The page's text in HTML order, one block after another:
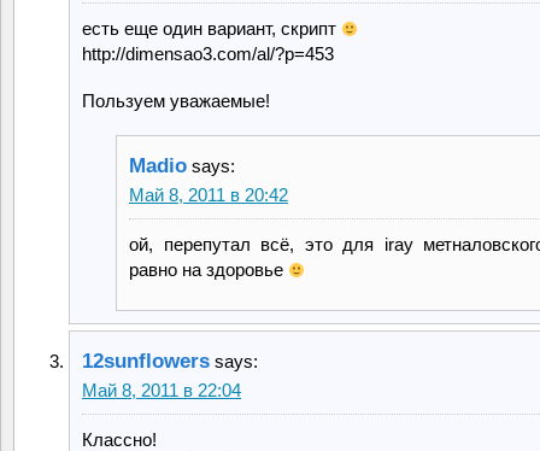
есть еще один вариант, скрипт
http://dimensao3.com/al/?p=453
Пользуем уважаемые!
Madio says:
Май 8, 2011 в 20:42
ой, перепутал всё, это для iray
равно на здоровье
12sunflowers says:
Май 8, 2011 в 22:04
Классно!